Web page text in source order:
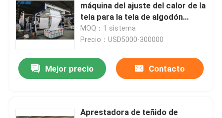
Sobre nosotros
máquina del ajuste del calor de la
tela para la tela de algodón
80m/Min
MOQ：1 sistema
Precio：USD5000-300000
Mejor precio Contacto
Aprestadora de teñido de